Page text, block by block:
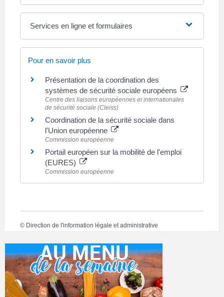
Services en ligne et formulaires
Pour en savoir plus
Présentation de la coordination des
systèmes de sécurité sociale européens
Centre des liaisons européennes et internationales
de sécurité sociale (Cleiss)
Coordination de la sécurité sociale dans
l'Union européenne
Commission européenne
Portail européen sur la mobilité de l'emploi
(EURES)
Commission européenne
© Direction de l'information légale et administrative